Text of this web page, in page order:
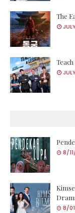
The
8/
8/